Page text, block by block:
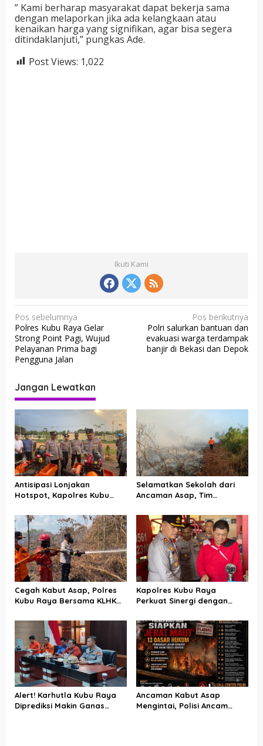
” Kami berharap masyarakat dapat bekerja sama
dengan melaporkan jika ada kelangkaan atau
kenaikan harga yang signifikan, agar bisa segera
ditindaklanjuti,” pungkas Ade.
Post Views: 1,022
Ikuti Kami
N
a
v
i
g
a
s
i
p
o
s
Pos sebelumnya
Polres Kubu Raya Gelar
Strong Point Pagi, Wujud
Pelayanan Prima bagi
Pengguna Jalan
Pos berikutnya
Polri salurkan bantuan dan
evakuasi warga terdampak
banjir di Bekasi dan Depok
Jangan Lewatkan
Antisipasi Lonjakan
Hotspot, Kapolres Kubu
Pemadam Karhutla
Selamatkan Sekolah dari
Ancaman Asap, Tim
Karhutla di Limbung Kubu
Raya
Cegah Kabut Asap, Polres
Kubu Raya Bersama KLHK
Titik Rawan Karhutla
Kapolres Kubu Raya
Perkuat Sinergi dengan
Ancaman Karhutla
Alert! Karhutla Kubu Raya
Diprediksi Makin Ganas
Ancaman Kabut Asap
Mengintai, Polisi Ancam